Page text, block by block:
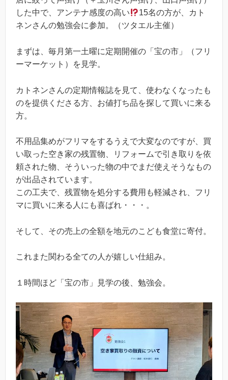
した中で、アンテナ感度の高い
15名の方が、カト
ネンさんの勉強会に参加。（ツタエル主催）
まずは、毎月第一土曜に定期開催の「宝の市」（フリ
ーマーケット）を見学。
カトネンさんの定期情報誌を見て、使わなくなったも
のを提供くださる方、お値打ち品を探して買いに来る
方。
不用品集めがフリマをするうえで大変なのですが、買
い取った空き家の残置物、リフォームで引き取りを依
頼された物、そういった物の中でまだ使えそうなもの
が出品されています。
この工夫で、残置物を処分する費用も軽減され、フリ
マに買いに来る人にも喜ばれ・・・。
そして、その売上の全額を地元のこども食堂に寄付。
これまた関わる全ての人が嬉しい仕組み。
１時間ほど「宝の市」見学の後、勉強会。